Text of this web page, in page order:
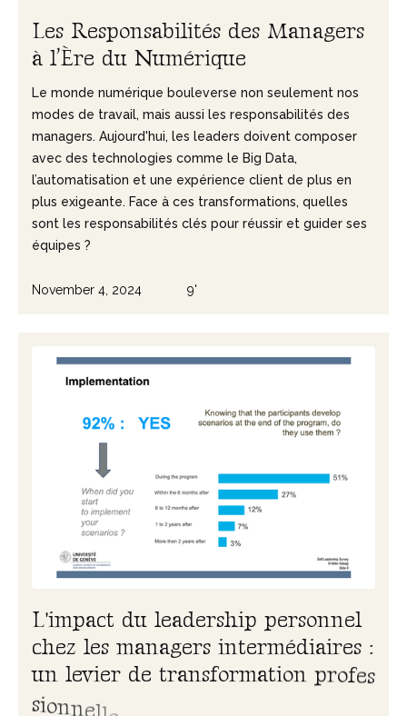
Les Responsabilités des Managers
à l’Ère du Numérique
Le monde numérique bouleverse non seulement nos
modes de travail, mais aussi les responsabilités des
managers. Aujourd'hui, les leaders doivent composer
avec des technologies comme le Big Data,
l’automatisation et une expérience client de plus en
plus exigeante. Face à ces transformations, quelles
sont les responsabilités clés pour réussir et guider ses
équipes ?
November 4, 2024 9'
L'impact du leadership personnel
chez les managers intermédiaires :
un levier de transformation profes
sionnell